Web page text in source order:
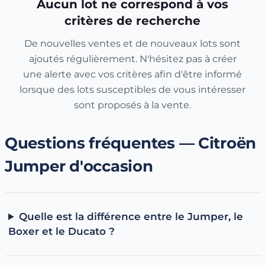
: la motorisation historique et la plus répandue
sur ce segment, adaptée aux longs trajets et aux
charges lourdes.
Électrique(e-Jumper, versions récentes) : pertinente
pour des tournées urbaines à kilométrage prévisible,
avec un accès facilité aux zones à faibles émissions.
À voir aussi
Toutes les Citroën d'occasion
Guide : comment connaître le modèle de sa voiture
Aucun lot ne correspond à vos
critères de recherche
De nouvelles ventes et de nouveaux lots sont
ajoutés régulièrement. N'hésitez pas à créer
une alerte avec vos critères afin d'être informé
lorsque des lots susceptibles de vous intéresser
sont proposés à la vente.
Questions fréquentes — Citroën
Jumper d'occasion
Quelle est la différence entre le Jumper, le
Boxer et le Ducato ?